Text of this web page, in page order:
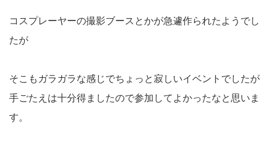
コスプレーヤーの撮影ブースとかが急遽作られたようでし
たが
そこもガラガラな感じでちょっと寂しいイベントでしたが
手ごたえは十分得ましたので参加してよかったなと思いま
す。